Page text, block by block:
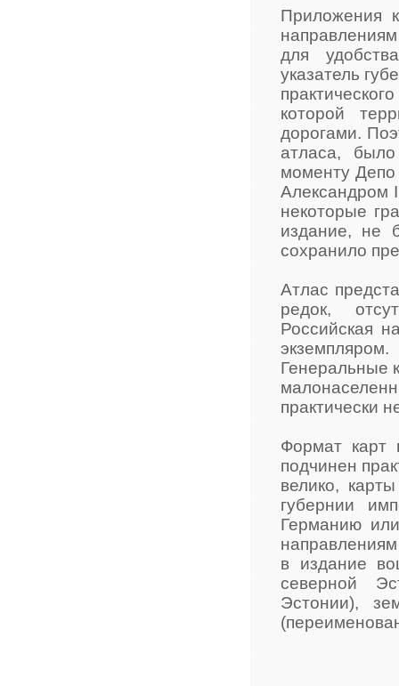
Приложения
для
указатель
которой
дорогами.
атласа,
моменту Депо
Александром
некоторые
издание, не
сохранило
Атлас
редок,
Российская
Генеральные
практически
Формат карт
подчинен
велико,
губернии
Германию
в издание
северной
Эстонии),